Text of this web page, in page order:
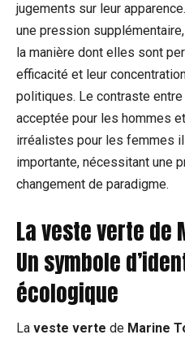
jugements sur leur
une pression
la manière dont elles sont
efficacité et leur
politiques. Le contraste
acceptée pour les hommes
irréalistes pour les femmes
importante, nécessitant une
changement de paradigme.
La veste verte de
Un symbole
écologique
La veste verte de Marine